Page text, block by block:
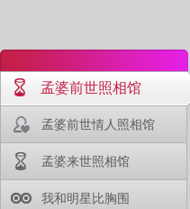
孟婆前世照相馆
孟婆前世情人照相馆
孟婆来世照相馆
我和明星比胸围